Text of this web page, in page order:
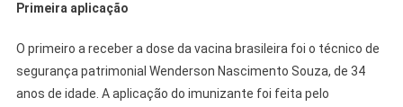
Primeira aplicação
O primeiro a receber a dose da vacina brasileira foi o técnico de
segurança patrimonial Wenderson Nascimento Souza, de 34
anos de idade. A aplicação do imunizante foi feita pelo